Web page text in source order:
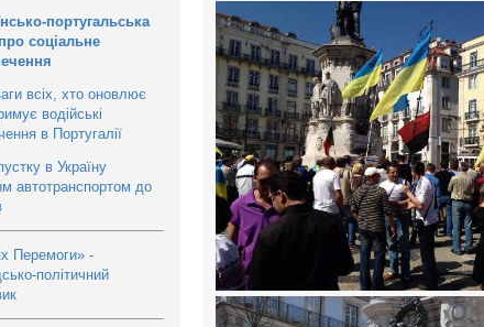
португальська
соціальне
всіх, хто оновлює
водійські
в Португалії
в Україну
автотранспортом до
Перемоги» -
політичний